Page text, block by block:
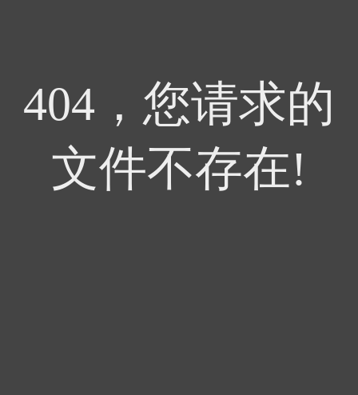
404，您请求的
文件不存在!